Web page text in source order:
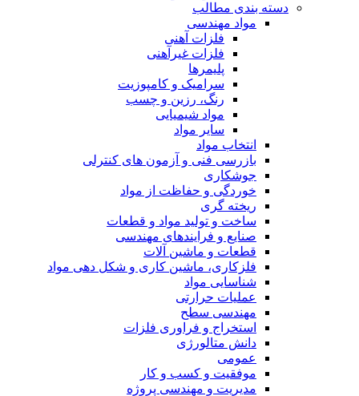
دسته بندی مطالب
مواد مهندسی
فلزات آهنی
فلزات غیرآهنی
پلیمرها
سرامیک و کامپوزیت
رنگ، رزین و چسب
مواد شیمیایی
سایر مواد
انتخاب مواد
بازرسی فنی و آزمون های کنترلی
جوشکاری
خوردگی و حفاظت از مواد
ریخته گری
ساخت و تولید مواد و قطعات
صنایع و فرایندهای مهندسی
قطعات و ماشین آلات
فلزکاری، ماشین کاری و شکل دهی مواد
شناسایی مواد
عملیات حرارتی
مهندسی سطح
استخراج و فراوری فلزات
دانش متالورژی
عمومی
موفقیت و کسب و کار
مدیریت و مهندسی پروژه